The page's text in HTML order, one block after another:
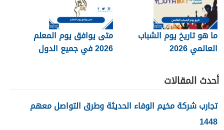
ما هو تاريخ يوم الشباب
العالمي 2026
متى يوافق يوم المعلم
2026 في جميع الدول
أحدث المقالات
تجارب شركة مخيم الوفاء الحديثة وطرق التواصل معهم
1448